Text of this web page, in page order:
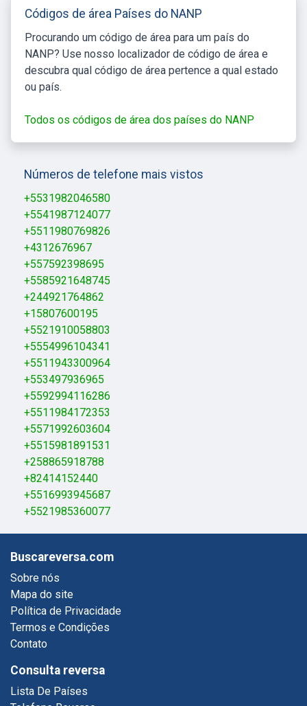
Códigos de área Países do NANP
Procurando um código de área para um país do
NANP? Use nosso localizador de código de área e
descubra qual código de área pertence a qual estado
ou país.
Todos os códigos de área dos países do NANP
Números de telefone mais vistos
+5531982046580
+5541987124077
+5511980769826
+4312676967
+557592398695
+5585921648745
+244921764862
+15807600195
+5521910058803
+5554996104341
+5511943300964
+553497936965
+5592994116286
+5511984172353
+5571992603604
+5515981891531
+258865918788
+82414152440
+5516993945687
+5521985360077
Buscareversa.com
Sobre nós
Mapa do site
Política de Privacidade
Termos e Condições
Contato
Consulta reversa
Lista De Países